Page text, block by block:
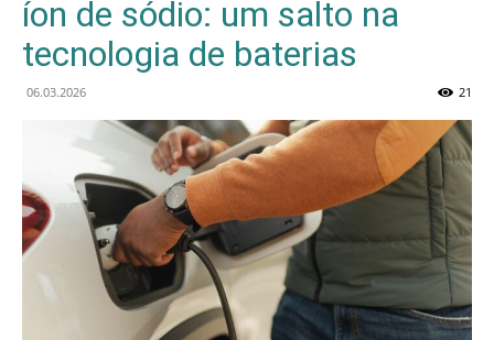
íon de sódio: um salto na
tecnologia de baterias
06.03.2026 21